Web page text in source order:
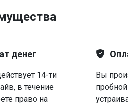
денег
14-ти
в течение
право на
Вы